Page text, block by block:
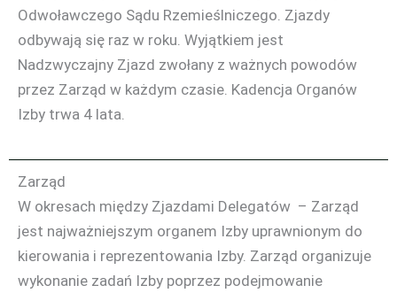
Odwoławczego Sądu Rzemieślniczego. Zjazdy
odbywają się raz w roku. Wyjątkiem jest
Nadzwyczajny Zjazd zwołany z ważnych powodów
przez Zarząd w każdym czasie. Kadencja Organów
Izby trwa 4 lata.
Zarząd
W okresach między Zjazdami Delegatów – Zarząd
jest najważniejszym organem Izby uprawnionym do
kierowania i reprezentowania Izby. Zarząd organizuje
wykonanie zadań Izby poprzez podejmowanie